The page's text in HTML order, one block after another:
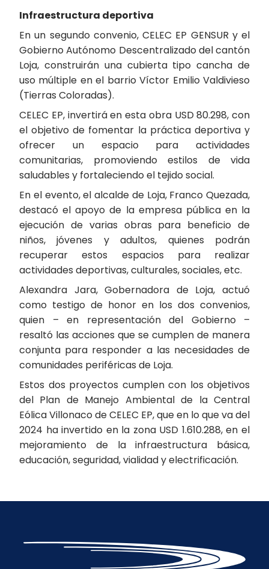
Infraestructura deportiva
En un segundo convenio, CELEC EP GENSUR y el
Gobierno Autónomo Descentralizado del cantón
Loja, construirán una cubierta tipo cancha de
uso múltiple en el barrio Víctor Emilio Valdivieso
(Tierras Coloradas).
CELEC EP, invertirá en esta obra USD 80.298, con
el objetivo de fomentar la práctica deportiva y
ofrecer un espacio para actividades
comunitarias, promoviendo estilos de vida
saludables y fortaleciendo el tejido social.
En el evento, el alcalde de Loja, Franco Quezada,
destacó el apoyo de la empresa pública en la
ejecución de varias obras para beneficio de
niños, jóvenes y adultos, quienes podrán
recuperar estos espacios para realizar
actividades deportivas, culturales, sociales, etc.
Alexandra Jara, Gobernadora de Loja, actuó
como testigo de honor en los dos convenios,
quien – en representación del Gobierno –
resaltó las acciones que se cumplen de manera
conjunta para responder a las necesidades de
comunidades periféricas de Loja.
Estos dos proyectos cumplen con los objetivos
del Plan de Manejo Ambiental de la Central
Eólica Villonaco de CELEC EP, que en lo que va del
2024 ha invertido en la zona USD 1.610.288, en el
mejoramiento de la infraestructura básica,
educación, seguridad, vialidad y electrificación.